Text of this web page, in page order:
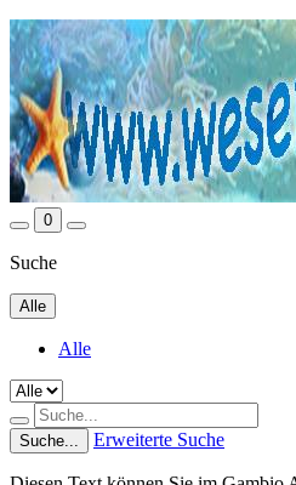
0
Suche
Alle
Alle
Suche... Erweiterte Suche